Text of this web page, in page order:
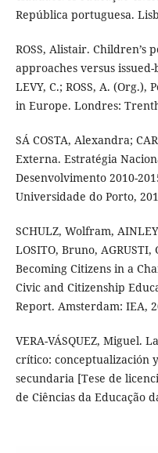
República portuguesa.
ROSS, Alistair. Children’s
approaches versus
LEVY, C.; ROSS, A.
in Europe. Londres:
SÁ COSTA, Alexandra;
Externa. Estratégia
Desenvolvimento 2010-
Universidade do Porto,
SCHULZ, Wolfram,
LOSITO, Bruno,
Becoming Citizens in a
Civic and Citizenship
Report. Amsterdam: IEA,
VERA-VÁSQUEZ, Miguel.
crítico: conceptualización
secundaria [Tese de
de Ciências da Educação